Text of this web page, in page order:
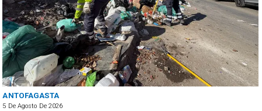
SALUD
5 De Agosto De 2026